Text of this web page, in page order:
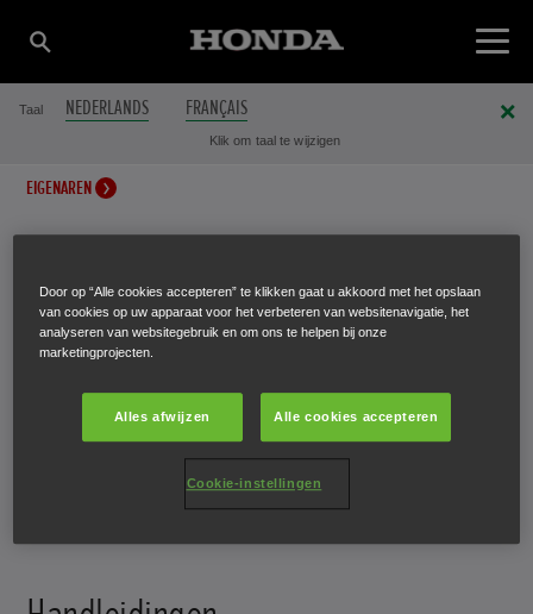
Taal NEDERLANDS FRANÇAIS
Klik om taal te wijzigen
EIGENAREN
HANDLEIDINGEN
U hebt uw Honda gekozen – maar dat is niet het einde
van het verhaal.
Door op “Alle cookies accepteren” te klikken gaat u akkoord met het opslaan
van cookies op uw apparaat voor het verbeteren van websitenavigatie, het
analyseren van websitegebruik en om ons te helpen bij onze
marketingprojecten.
Alles afwijzen Alle cookies accepteren
Cookie-instellingen